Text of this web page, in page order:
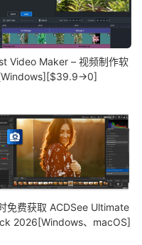
Video Maker – 视频制作软
免费获取 ACDSee Ultimate
2026[Windows、macOS]